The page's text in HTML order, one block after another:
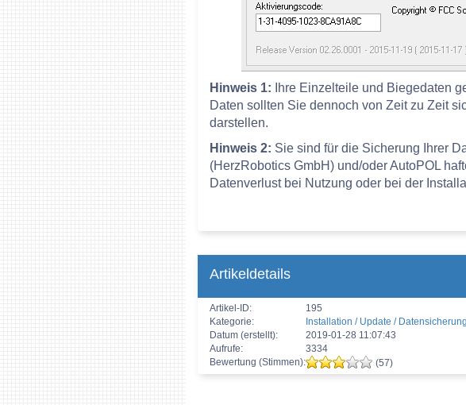
Hinweis 1: Ihre Einzelteile und Biegedaten
Daten sollten Sie dennoch von Zeit zu Zeit
darstellen.
Hinweis 2: Sie sind für die Sicherung Ihrer
(HerzRobotics GmbH) und/oder AutoPOL
Datenverlust bei Nutzung oder bei der
Artikeldetails
Artikel-ID:
195
Kategorie:
Installation / Update / Datensicherung
Datum (erstellt):
2019-01-28 11:07:43
Aufrufe:
3334
Bewertung (Stimmen):
(57)